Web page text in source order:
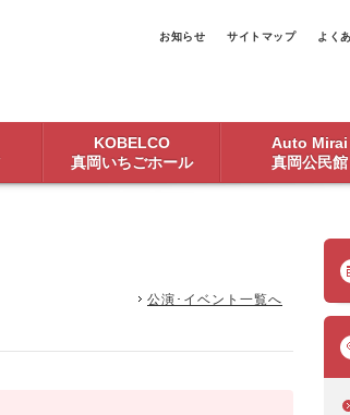
お知らせ サイトマップ よく
KOBELCO
真岡いちごホール
Auto Mirai
真岡公民館
公演･イベント一覧へ